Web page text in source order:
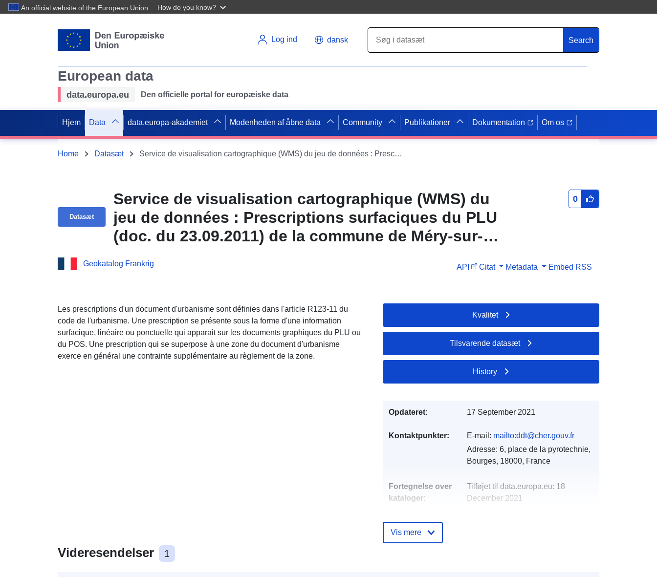
An official website of the European Union How do you know?
Log ind dansk Search
European data
data.europa.eu Den officielle portal for europæiske data
Hjem Data data.europa-akademiet Modenheden af åbne data Community Publikationer Dokumentation Om os
Home Datasæt Service de visualisation cartographique (WMS) du jeu de données : Prescriptions surfaciques du PLU (doc. du 23.09.2011) de la commune de Méry-sur-Cher
Datasæt
Service de visualisation cartographique (WMS) du
jeu de données : Prescriptions surfaciques du PLU
(doc. du 23.09.2011) de la commune de Méry-sur-
0
Geokatalog Frankrig API Citat Metadata Embed RSS
Les prescriptions d'un document d'urbanisme sont définies dans l'article R123-11 du
code de l'urbanisme. Une prescription se présente sous la forme d'une information
surfacique, linéaire ou ponctuelle qui apparait sur les documents graphiques du PLU ou
du POS. Une prescription qui se superpose à une zone du document d'urbanisme
exerce en général une contrainte supplémentaire au règlement de la zone.
Videresendelser 1
Kvalitet
Tilsvarende datasæt
History
Opdateret: 17 September 2021
Kontaktpunkter: E-mail: mailto:ddt@cher.gouv.fr
Adresse: 6, place de la pyrotechnie,
Bourges, 18000, France
Fortegnelse over
kataloger:
Tilføjet til data.europa.eu: 18
December 2021
Vis mere